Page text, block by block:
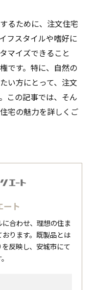
るために、注文住宅
フスタイルや嗜好に
マイズできること
です。特に、自然の
い方にとって、注文
この記事では、そん
宅の魅力を詳しくご
ート
合わせ、理想の住ま
ります。既製品とは
反映し、安城市にて